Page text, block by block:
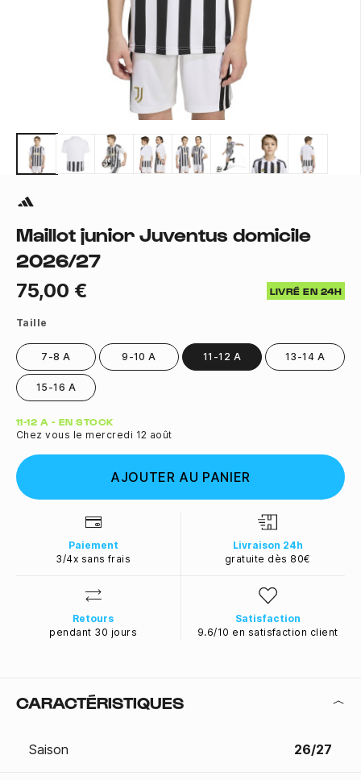
Maillot junior Juventus domicile
2026/27
75,00 € LIVRÉ EN 24H
Taille
7-8 A 9-10 A 11-12 A 13-14 A
15-16 A
Quantité
11-12 A - EN STOCK
Chez vous le mercredi 12 août
AJOUTER AU PANIER
Paiement
3/4x sans frais
Livraison 24h
gratuite dès 80€
Retours
pendant 30 jours
Satisfaction
9.6/10 en satisfaction client
CARACTÉRISTIQUES
Saison 26/27